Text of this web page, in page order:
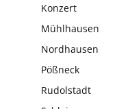
Konzert
Mühlhausen
Nordhausen
Pößneck
Rudolstadt